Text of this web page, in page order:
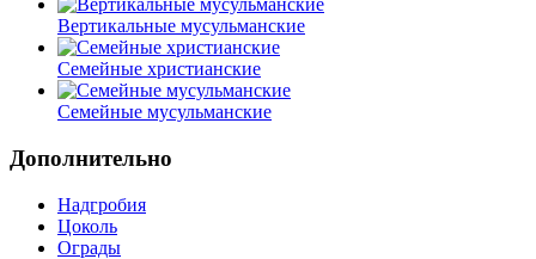
Вертикальные мусульманские
Семейные христианские
Семейные мусульманские
Дополнительно
Надгробия
Цоколь
Ограды